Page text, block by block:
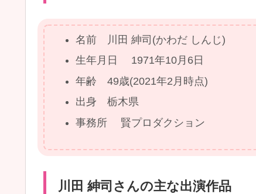
名前 川田 紳司(かわだ しんじ)
生年月日 1971年10月6日
年齢 49歳(2021年2月時点)
出身 栃木県
事務所 賢プロダクション
川田 紳司さんの主な出演作品